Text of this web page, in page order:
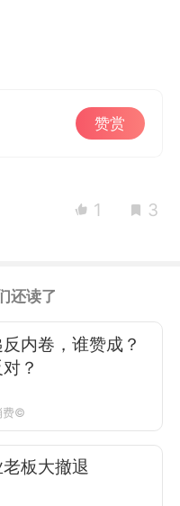
赞赏
1 3
还读了
内卷，谁赞成？
？
费©
板大撤退